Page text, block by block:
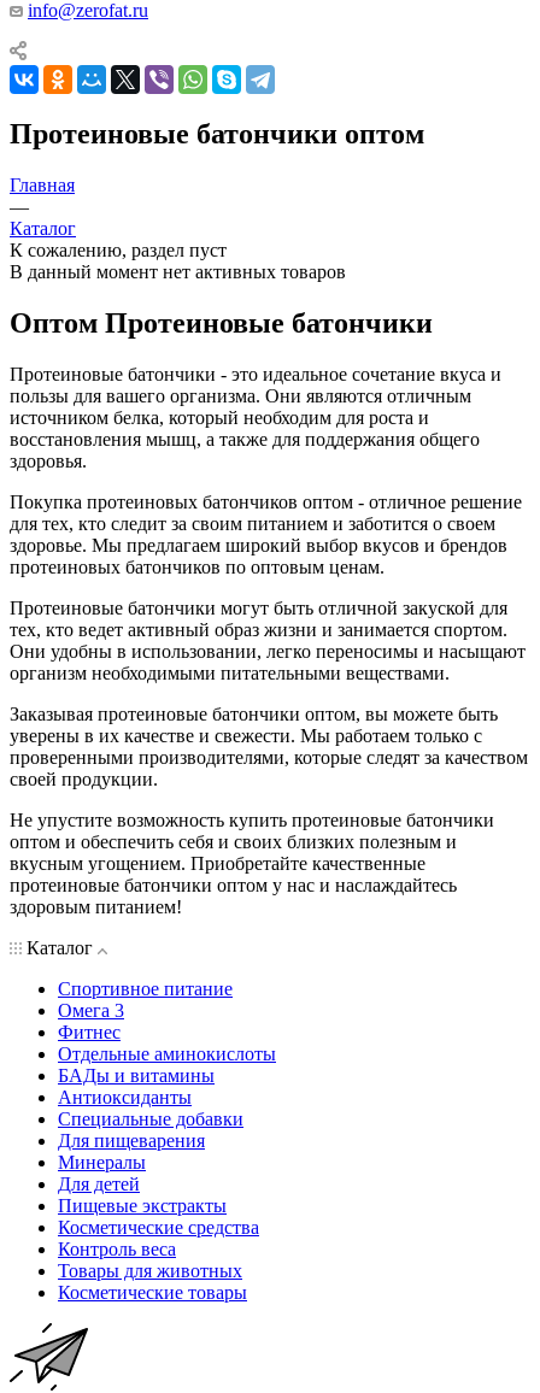
info@zerofat.ru
Протеиновые батончики оптом
Главная
—
Каталог
К сожалению, раздел пуст
В данный момент нет активных товаров
Оптом Протеиновые батончики
Протеиновые батончики - это идеальное сочетание вкуса и
пользы для вашего организма. Они являются отличным
источником белка, который необходим для роста и
восстановления мышц, а также для поддержания общего
здоровья.
Покупка протеиновых батончиков оптом - отличное решение
для тех, кто следит за своим питанием и заботится о своем
здоровье. Мы предлагаем широкий выбор вкусов и брендов
протеиновых батончиков по оптовым ценам.
Протеиновые батончики могут быть отличной закуской для
тех, кто ведет активный образ жизни и занимается спортом.
Они удобны в использовании, легко переносимы и насыщают
организм необходимыми питательными веществами.
Заказывая протеиновые батончики оптом, вы можете быть
уверены в их качестве и свежести. Мы работаем только с
проверенными производителями, которые следят за качеством
своей продукции.
Не упустите возможность купить протеиновые батончики
оптом и обеспечить себя и своих близких полезным и
вкусным угощением. Приобретайте качественные
протеиновые батончики оптом у нас и наслаждайтесь
здоровым питанием!
Каталог
Спортивное питание
Омега 3
Фитнес
Отдельные аминокислоты
БАДы и витамины
Антиоксиданты
Специальные добавки
Для пищеварения
Минералы
Для детей
Пищевые экстракты
Косметические средства
Контроль веса
Товары для животных
Косметические товары